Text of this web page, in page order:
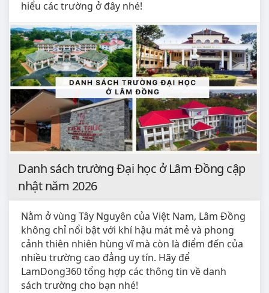
hiểu các trường ở đây nhé!
Danh sách trường Đại học ở Lâm Đồng cập
nhật năm 2026
Nằm ở vùng Tây Nguyên của Việt Nam, Lâm Đồng
không chỉ nổi bật với khí hậu mát mẻ và phong
cảnh thiên nhiên hùng vĩ mà còn là điểm đến của
nhiều trường cao đẳng uy tín. Hãy để
LamDong360 tổng hợp các thông tin về danh
sách trường cho bạn nhé!